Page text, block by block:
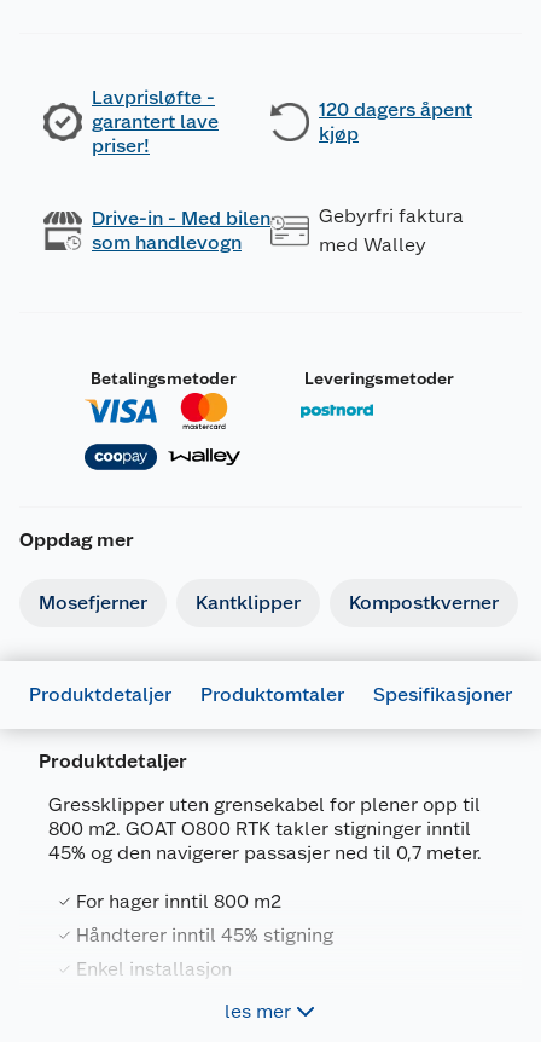
Lavprisløfte -
garantert lave
priser!
120 dagers åpent
kjøp
Drive-in - Med bilen
som handlevogn
Gebyrfri faktura
med Walley
Betalingsmetoder Leveringsmetoder
Oppdag mer
Mosefjerner Kantklipper Kompostkverner
Produktdetaljer Produktomtaler Spesifikasjoner
Produktdetaljer
Gressklipper uten grensekabel for plener opp til
800 m2. GOAT O800 RTK takler stigninger inntil
45% og den navigerer passasjer ned til 0,7 meter.
For hager inntil 800 m2
Håndterer inntil 45% stigning
Enkel installasjon
Unngår hindringerles mer
Generelt
Artikkelnummer
Leverandørens artikkelnummer